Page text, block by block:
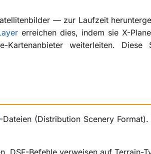
— zur Laufzeit
erreichen dies, indem sie X-
Kartenanbieter weiterleiten.
Dateien (Distribution Scenery
DSF-Befehle verweisen auf Terrain-